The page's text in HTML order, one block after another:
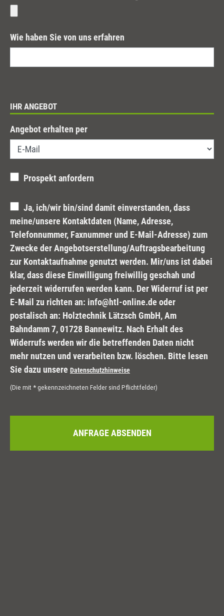
Wie haben Sie von uns erfahren
IHR ANGEBOT
Angebot erhalten per
Prospekt anfordern
meine/unsere Kontaktdaten (Name, Adresse,
Telefonnummer, Faxnummer und E-Mail-Adresse) zum
Zwecke der Angebotserstellung/Auftragsbearbeitung
zur Kontaktaufnahme genutzt werden. Mir/uns ist dabei
klar, dass diese Einwilligung freiwillig geschah und
jederzeit widerrufen werden kann. Der Widerruf ist per
E-Mail zu richten an: info@htl-online.de oder
postalisch an: Holztechnik Lätzsch GmbH, Am
Bahndamm 7, 01728 Bannewitz. Nach Erhalt des
Widerrufs werden wir die betreffenden Daten nicht
mehr nutzen und verarbeiten bzw. löschen. Bitte lesen
Sie dazu unsere Datenschutzhinweise
(Die mit * gekennzeichneten Felder sind Pflichtfelder)